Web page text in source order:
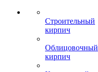
Строительный
кирпич
Облицовочный
кирпич